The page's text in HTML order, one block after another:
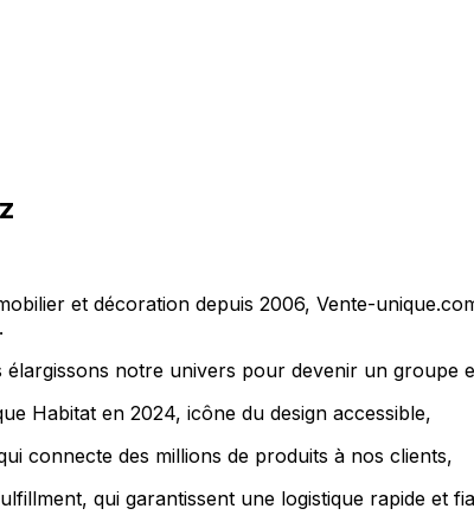
et décoration depuis 2006, Vente-
notre univers pour devenir un groupe
Habitat en 2024, icône du design accessible,
connecte des millions de produits à nos clients,
qui garantissent une logistique rapide et